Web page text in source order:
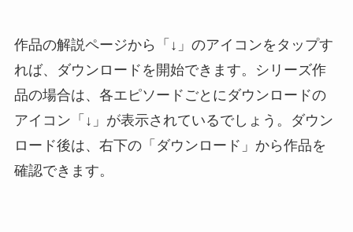
作品の解説ページから「↓」のアイコンをタップす
れば、ダウンロードを開始できます。シリーズ作
品の場合は、各エピソードごとにダウンロードの
アイコン「↓」が表示されているでしょう。ダウン
ロード後は、右下の「ダウンロード」から作品を
確認できます。